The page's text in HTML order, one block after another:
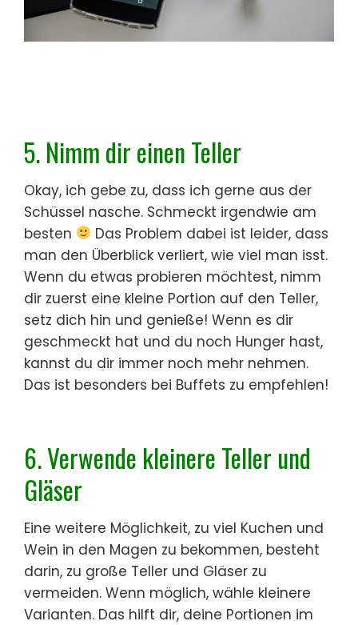
5. NimmdireinenTeller
Okay, ich gebe zu, dass ich gerne aus der
Schüssel nasche. Schmeckt irgendwie am
besten
Das Problem dabei ist leider, dass
man den Überblick verliert, wie viel man isst.
Wenn du etwas probieren möchtest, nimm
dir zuerst eine kleine Portion auf den Teller,
setz dich hin und genieße! Wenn es dir
geschmeckt hat und du noch Hunger hast,
kannst du dir immer noch mehr nehmen.
Das ist besonders bei Buffets zu empfehlen!
6. Verwende kleinere Teller und
Gläser
Eine weitere Möglichkeit, zu viel Kuchen und
Wein in den Magen zu bekommen, besteht
darin, zu große Teller und Gläser zu
vermeiden. Wenn möglich, wähle kleinere
Varianten. Das hilft dir, deine Portionen im